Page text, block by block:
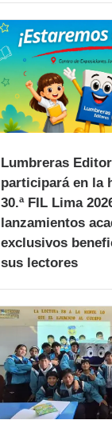
Lumbreras
participará en la
30.ª FIL Lima
lanzamientos
exclusivos
sus lectores